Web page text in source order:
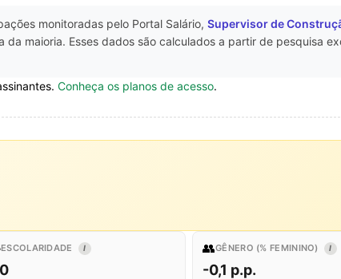
monitoradas pelo Portal Salário, Supervisor de
da maioria. Esses dados são calculados a partir de pesquisa
Conheça os planos de acesso.
ESCOLARIDADE I 👥GÊNERO (% FEMININO) I
-0,1 p.p.